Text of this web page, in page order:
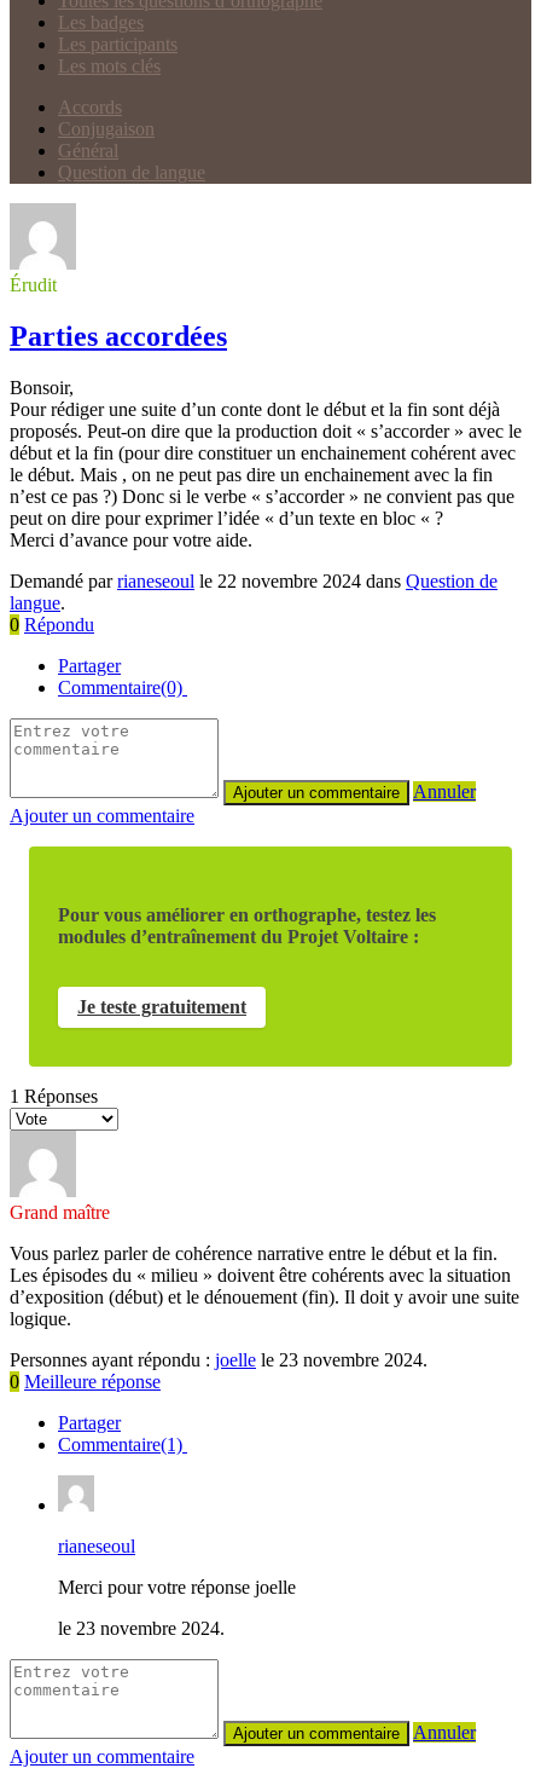
Les badges
Les participants
Les mots clés
Accords
Conjugaison
Général
Question de langue
Érudit
Parties accordées
Bonsoir,
Pour rédiger une suite d’un conte dont le début et la fin sont déjà
proposés. Peut-on dire que la production doit « s’accorder » avec le
début et la fin (pour dire constituer un enchainement cohérent avec
le début. Mais , on ne peut pas dire un enchainement avec la fin
n’est ce pas ?) Donc si le verbe « s’accorder » ne convient pas que
peut on dire pour exprimer l’idée « d’un texte en bloc « ?
Merci d’avance pour votre aide.
Demandé parrianeseoul le 22 novembre 2024 dans Question de
langue.
0 Répondu
Partager
Commentaire(0)
Annuler
Ajouter un commentaire
Pour vous améliorer en orthographe, testez les
modules d’entraînement du Projet Voltaire :
Je teste gratuitement
1 Réponses
Grand maître
Vous parlez parler de cohérence narrative entre le début et la fin.
Les épisodes du « milieu » doivent être cohérents avec la situation
d’exposition (début) et le dénouement (fin). Il doit y avoir une suite
logique.
Personnes ayant répondu : joelle le 23 novembre 2024.
0 Meilleure réponse
Partager
Commentaire(1)
rianeseoul
Merci pour votre réponse joelle
le 23 novembre 2024.
Annuler
Ajouter un commentaire